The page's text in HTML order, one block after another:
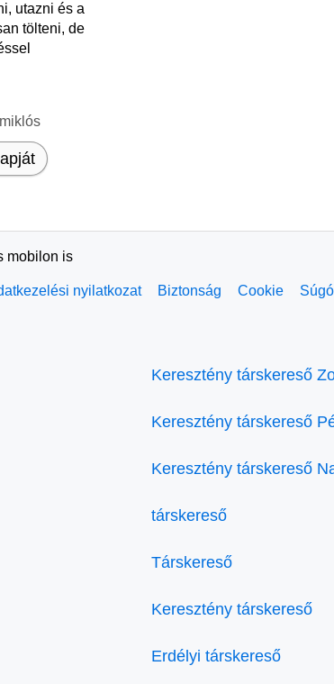
utazni és a
tölteni, de
mobilon is
nyilatkozat Biztonság Cookie Súgó
Keresztény társkereső
Keresztény társkereső
Keresztény társkereső
társkereső
Társkereső
Keresztény társkereső
Erdélyi társkereső